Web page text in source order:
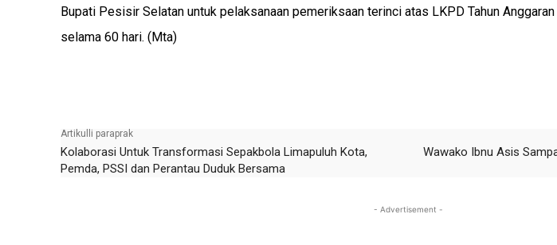
Bupati Pesisir Selatan untuk pelaksanaan pemeriksaan terinci atas LKPD Tahun
selama 60 hari. (Mta)
Artikulli paraprak
Kolaborasi Untuk Transformasi Sepakbola Limapuluh Kota,
Pemda, PSSI dan Perantau Duduk Bersama
Wawako Ibnu Asis
- Advertisement -